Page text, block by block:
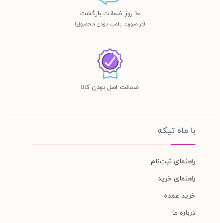
١٠ روز ضمانت بازگشت
(در صورت پلمب بودن محصول)
ضمانت اصل بودن کالا
با ماه تیکه
راهنمای ثبت‌نام
راهنمای خرید
خرید عمده
درباره ما